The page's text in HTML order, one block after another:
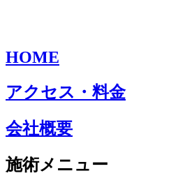
HOME
アクセス・料金
会社概要
施術メニュー